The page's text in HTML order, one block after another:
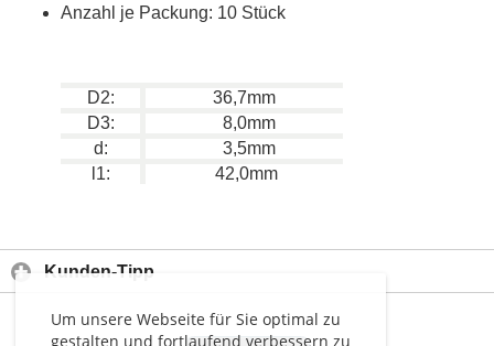
Um unsere Webseite für Sie optimal zu
gestalten und fortlaufend verbessern zu
Anzahl je Packung: 10 Stück
D2:
36,7mm
D3:
8,0mm
d:
3,5mm
l1:
42,0mm
Kunden-Tipp